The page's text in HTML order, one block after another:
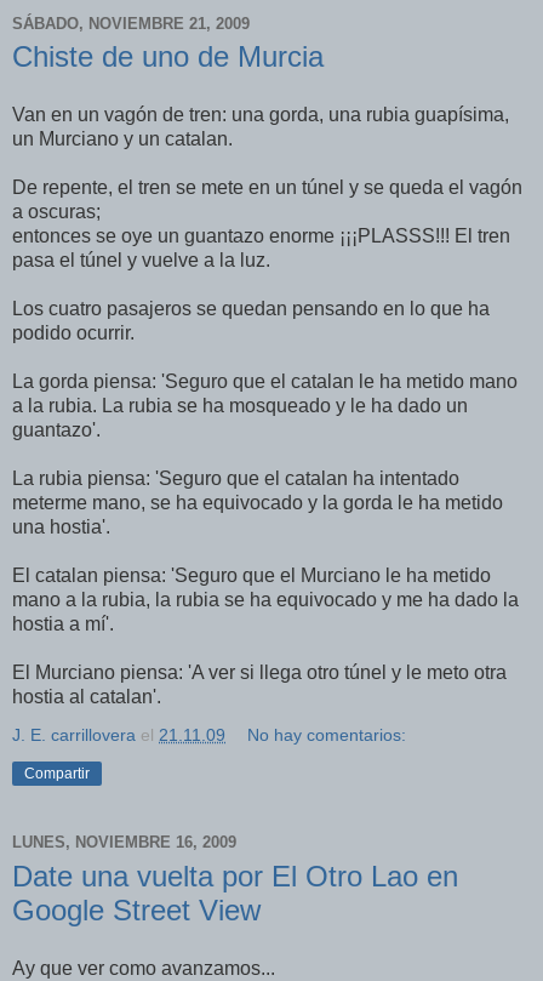
SÁBADO, NOVIEMBRE 21, 2009
Chiste de uno de Murcia
Van en un vagón de tren: una gorda, una rubia guapísima,
un Murciano y un catalan.
De repente, el tren se mete en un túnel y se queda el vagón
a oscuras;
entonces se oye un guantazo enorme ¡¡¡PLASSS!!! El tren
pasa el túnel y vuelve a la luz.
Los cuatro pasajeros se quedan pensando en lo que ha
podido ocurrir.
La gorda piensa: 'Seguro que el catalan le ha metido mano
a la rubia. La rubia se ha mosqueado y le ha dado un
guantazo'.
La rubia piensa: 'Seguro que el catalan ha intentado
meterme mano, se ha equivocado y la gorda le ha metido
una hostia'.
El catalan piensa: 'Seguro que el Murciano le ha metido
mano a la rubia, la rubia se ha equivocado y me ha dado la
hostia a mí'.
El Murciano piensa: 'A ver si llega otro túnel y le meto otra
hostia al catalan'.
J. E. carrillovera el 21.11.09 No hay comentarios:
Compartir
LUNES, NOVIEMBRE 16, 2009
Date una vuelta por El Otro Lao en
Google Street View
Ay que ver como avanzamos...